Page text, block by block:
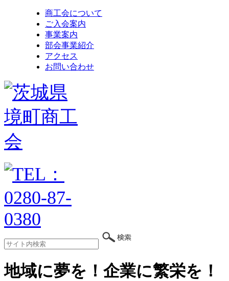
商工会について
ご入会案内
事業案内
部会事業紹介
アクセス
お問い合わせ
地域に夢を！企業に繁栄を